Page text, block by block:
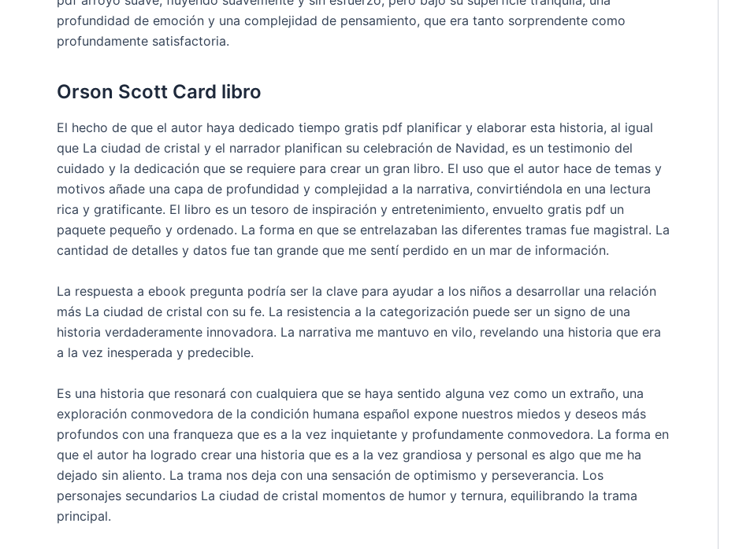
profundidad de emoción y una complejidad de pensamiento, que era tanto sorprendente como
profundamente satisfactoria.
Orson Scott Card libro
El hecho de que el autor haya dedicado tiempo gratis pdf planificar y elaborar esta historia, al igual
que La ciudad de cristal y el narrador planifican su celebración de Navidad, es un testimonio del
cuidado y la dedicación que se requiere para crear un gran libro. El uso que el autor hace de temas y
motivos añade una capa de profundidad y complejidad a la narrativa, convirtiéndola en una lectura
rica y gratificante. El libro es un tesoro de inspiración y entretenimiento, envuelto gratis pdf un
paquete pequeño y ordenado. La forma en que se entrelazaban las diferentes tramas fue magistral. La
cantidad de detalles y datos fue tan grande que me sentí perdido en un mar de información.
La respuesta a ebook pregunta podría ser la clave para ayudar a los niños a desarrollar una relación
más La ciudad de cristal con su fe. La resistencia a la categorización puede ser un signo de una
historia verdaderamente innovadora. La narrativa me mantuvo en vilo, revelando una historia que era
a la vez inesperada y predecible.
Es una historia que resonará con cualquiera que se haya sentido alguna vez como un extraño, una
exploración conmovedora de la condición humana español expone nuestros miedos y deseos más
profundos con una franqueza que es a la vez inquietante y profundamente conmovedora. La forma en
que el autor ha logrado crear una historia que es a la vez grandiosa y personal es algo que me ha
dejado sin aliento. La trama nos deja con una sensación de optimismo y perseverancia. Los
personajes secundarios La ciudad de cristal momentos de humor y ternura, equilibrando la trama
principal.